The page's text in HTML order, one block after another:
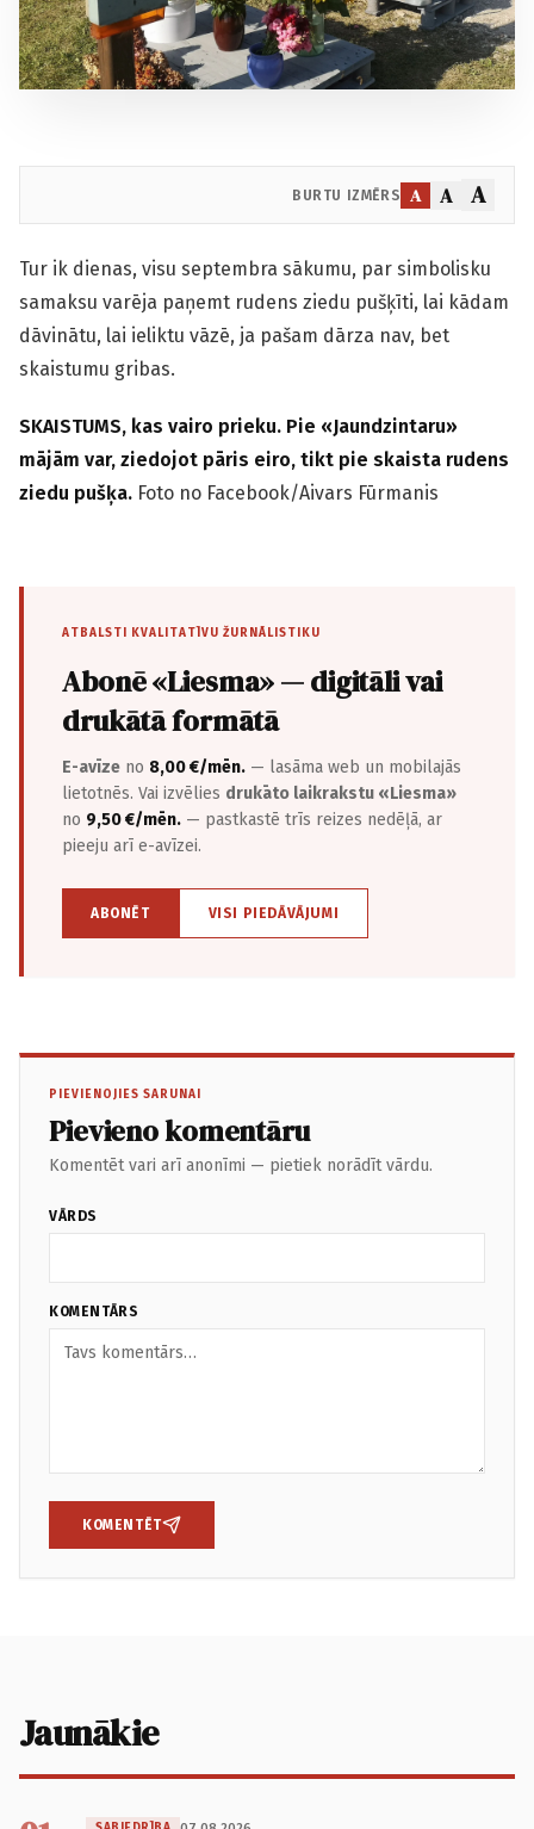
BURTU IZMĒRS A A A
Tur ik dienas, visu septembra sākumu, par simbolisku
samaksu varēja paņemt rudens ziedu pušķīti, lai kādam
dāvinātu, lai ieliktu vāzē, ja pašam dārza nav, bet
skaistumu gribas.
SKAISTUMS, kas vairo prieku. Pie «Jaundzintaru»
mājām var, ziedojot pāris eiro, tikt pie skaista rudens
ziedu pušķa. Foto no Facebook/Aivars Fūrmanis
ATBALSTI KVALITATĪVU ŽURNĀLISTIKU
Abonē «Liesma» — digitāli vai
drukātā formātā
E-avīze no 8,00 €/mēn. — lasāma web un mobilajās
lietotnēs. Vai izvēlies drukāto laikrakstu «Liesma»
no 9,50 €/mēn. — pastkastē trīs reizes nedēļā, ar
pieeju arī e-avīzei.
ABONĒT VISI PIEDĀVĀJUMI
PIEVIENOJIES SARUNAI
Pievieno komentāru
Komentēt vari arī anonīmi — pietiek norādīt vārdu.
VĀRDS
KOMENTĀRS
KOMENTĒT
Jaunākie